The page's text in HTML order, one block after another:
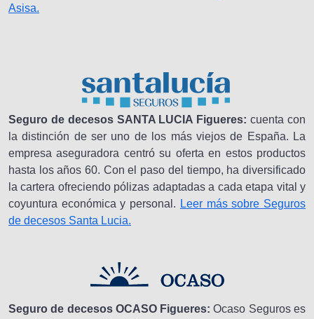
Asisa.
Seguro de decesos SANTA LUCIA Figueres: cuenta con
la distinción de ser uno de los más viejos de España. La
empresa aseguradora centró su oferta en estos productos
hasta los años 60. Con el paso del tiempo, ha diversificado
la cartera ofreciendo pólizas adaptadas a cada etapa vital y
coyuntura económica y personal. Leer más sobre Seguros
de decesos Santa Lucia.
Seguro de decesos OCASO Figueres: Ocaso Seguros es